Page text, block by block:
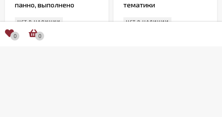
панно, выполнено
НЕТ В НАЛИЧИИ
тематики
НЕТ В НАЛИЧИИ
0 0